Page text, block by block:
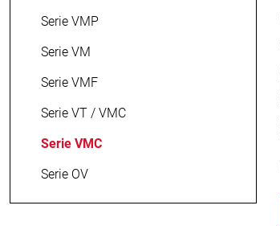
Serie VMP
Serie VM
Serie VMF
Serie VT / VMC
Serie VMC
Serie OV